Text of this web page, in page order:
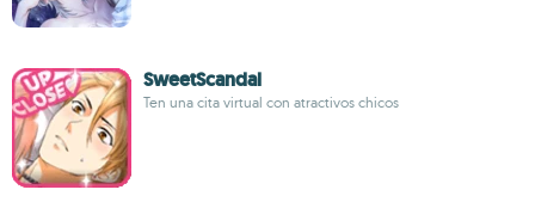
SweetScandal
Ten una cita virtual con atractivos chicos